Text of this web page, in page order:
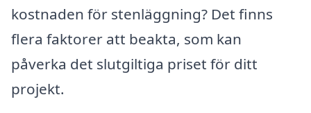
kostnaden för stenläggning? Det finns
flera faktorer att beakta, som kan
påverka det slutgiltiga priset för ditt
projekt.